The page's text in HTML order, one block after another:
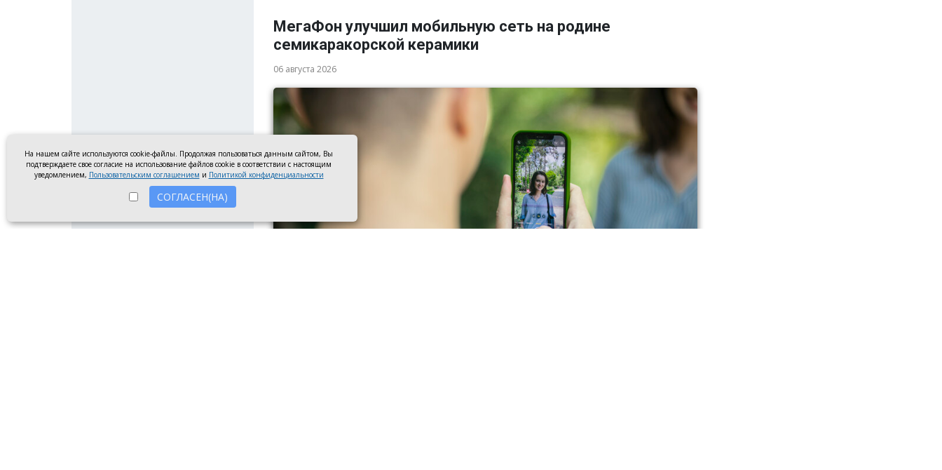
МегаФон улучшил мобильную сеть на родине
семикаракорской керамики
06 августа 2026
На нашем сайте используются cookie-файлы. Продолжая пользоваться данным сайтом, Вы
подтверждаете свое согласие на использование файлов cookie в соответствии с настоящим
уведомлением, Пользовательским соглашением и Политикой конфиденциальности
СОГЛАСЕН(НА)